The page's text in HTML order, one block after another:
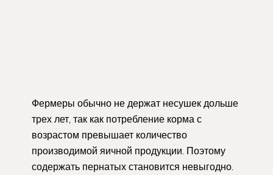
Фермеры обычно не держат несушек дольше
трех лет, так как потребление корма с
возрастом превышает количество
производимой яичной продукции. Поэтому
содержать пернатых становится невыгодно.